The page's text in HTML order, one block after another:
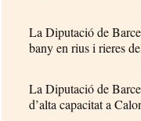
La Diputació de
bany en rius i rieres
La Diputació de
d’alta capacitat a